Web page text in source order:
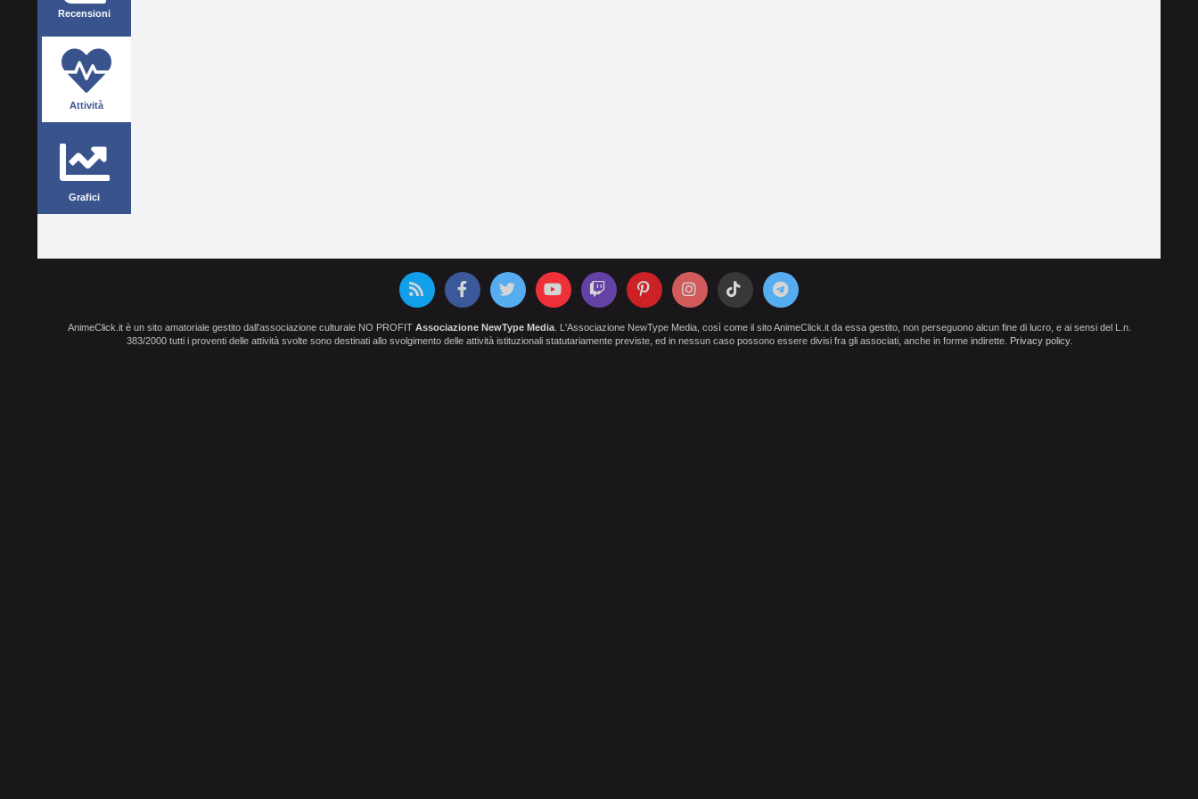
Recensioni
Attività
Grafici
AnimeClick.it è un sito amatoriale gestito dall'associazione culturale NO PROFIT Associazione NewType Media. L'Associazione NewType Media, così come il sito AnimeClick.it da essa gestito, non perseguono alcun fine di lucro, e ai sensi del L.n.
383/2000 tutti i proventi delle attività svolte sono destinati allo svolgimento delle attività istituzionali statutariamente previste, ed in nessun caso possono essere divisi fra gli associati, anche in forme indirette. Privacy policy.